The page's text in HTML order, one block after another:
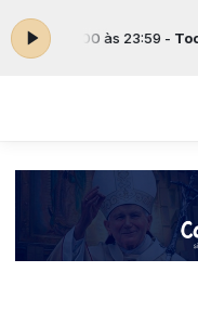
das 00:00 às 23:59 -